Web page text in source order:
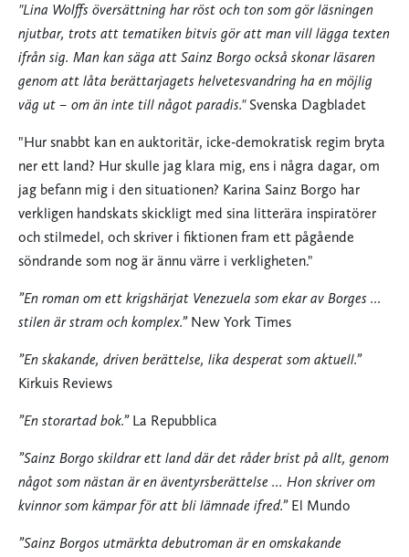
"Lina Wolffs översättning har röst och ton som gör läsningen
njutbar, trots att tematiken bitvis gör att man vill lägga texten
ifrån sig. Man kan säga att Sainz Borgo också skonar läsaren
genom att låta berättarjagets helvetesvandring ha en möjlig
väg ut – om än inte till något paradis."Svenska Dagbladet
"Hur snabbt kan en auktoritär, icke-demokratisk regim bryta
ner ett land? Hur skulle jag klara mig, ens i några dagar, om
jag befann mig i den situationen? Karina Sainz Borgo har
verkligen handskats skickligt med sina litterära inspiratörer
och stilmedel, och skriver i fiktionen fram ett pågående
söndrande som nog är ännu värre i verkligheten."
”En roman om ett krigshärjat Venezuela som ekar av Borges ...
stilen är stram och komplex.”New York Times
”En skakande, driven berättelse, lika desperat som aktuell.”
Kirkuis Reviews
”En storartad bok.”La Repubblica
”Sainz Borgo skildrar ett land där det råder brist på allt, genom
något som nästan är en äventyrsberättelse ... Hon skriver om
kvinnor som kämpar för att bli lämnade ifred.” El Mundo
”Sainz Borgos utmärkta debutroman är en omskakande